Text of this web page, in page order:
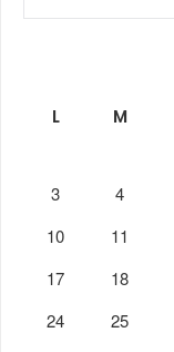
L M
3
4
10
11
17
18
24
25